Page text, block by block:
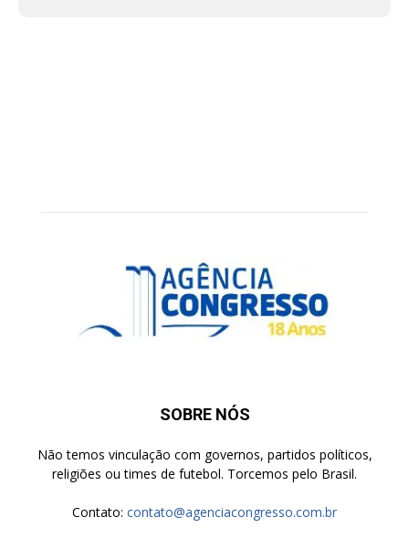
SOBRE NÓS
Não temos vinculação com governos, partidos políticos,
religiões ou times de futebol. Torcemos pelo Brasil.
Contato: contato@agenciacongresso.com.br